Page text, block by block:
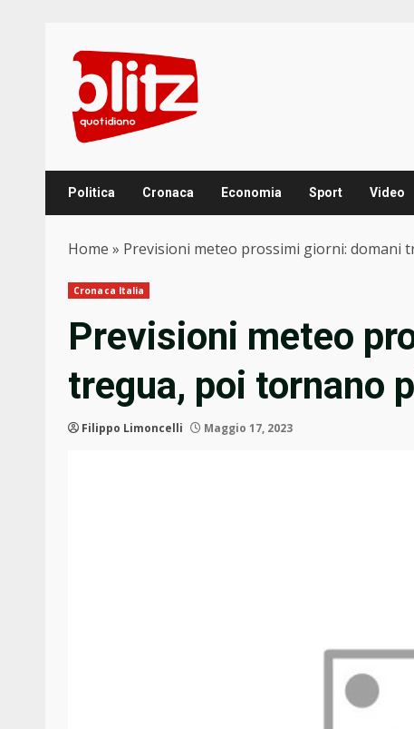
content
Politica Cronaca Economia Sport Video
Home » Previsioni meteo prossimi giorni: domani
Cronaca Italia
Previsioni meteo
tregua, poi tornano
Filippo Limoncelli Maggio 17, 2023